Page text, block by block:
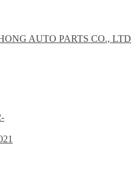
AUTO PARTS CO., LTD